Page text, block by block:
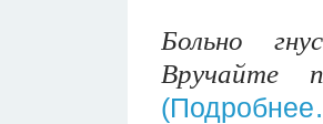
Больно
Вручайте